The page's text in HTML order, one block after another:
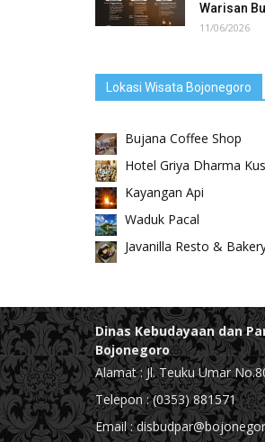
Warisan
11/06/2026
Lokasi Wisata Bojonegoro
Bujana Coffee Shop
Hotel Griya Dharma
Kayangan Api
Waduk Pacal
Javanilla Resto &
Dinas Kebudayaan dan
Bojonegoro
Alamat : Jl. Teuku Umar
Telepon : (0353) 881571
Email :